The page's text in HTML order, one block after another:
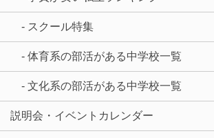
- スクール特集
- 体育系の部活がある中学校一覧
- 文化系の部活がある中学校一覧
説明会・イベントカレンダー